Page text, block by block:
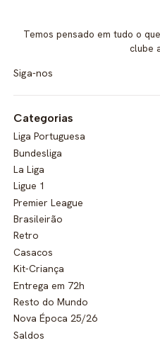
Temos pensado em tudo o
clube
Siga-nos
Categorias
Liga Portuguesa
Bundesliga
La Liga
Ligue 1
Premier League
Brasileirão
Retro
Casacos
Kit-Criança
Entrega em 72h
Resto do Mundo
Nova Época 25/26
Saldos